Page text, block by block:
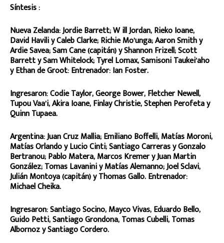
Síntesis :
Nueva Zelanda: Jordie Barrett; W ill Jordan, Rieko Ioane,
David Havili y Caleb Clarke; Richie Mo’unga; Aaron Smith y
Ardie Savea; Sam Cane (capitán) y Shannon Frizell; Scott
Barrett y Sam Whitelock; Tyrel Lomax, Samisoni Taukei’aho
y Ethan de Groot: Entrenador: Ian Foster.
Ingresaron: Codie Taylor, George Bower, Fletcher Newell,
Tupou Vaa’i, Akira Ioane, Finlay Christie, Stephen Perofeta y
Quinn Tupaea.
Argentina: Juan Cruz Mallia; Emiliano Boffelli, Matías Moroni,
Matías Orlando y Lucio Cinti; Santiago Carreras y Gonzalo
Bertranou; Pablo Matera, Marcos Kremer y Juan Martin
González; Tomas Lavanini y Matías Alemanno; Joel Sclavi,
Julián Montoya (capitán) y Thomas Gallo. Entrenador:
Michael Cheika.
Ingresaron: Santiago Socino, Mayco Vivas, Eduardo Bello,
Guido Petti, Santiago Grondona, Tomas Cubelli, Tomas
Albornoz y Santiago Cordero.